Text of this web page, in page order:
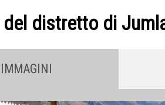
distretto di
IMMAGINI